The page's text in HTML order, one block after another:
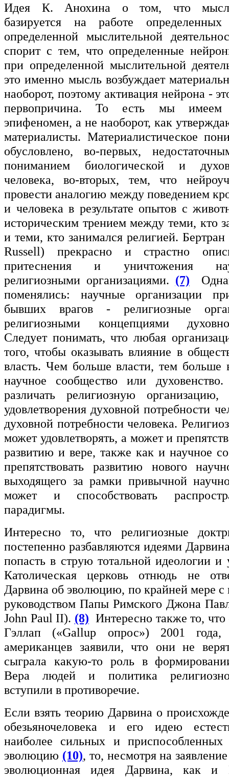
Идея К. Анохина о том, что мысль
базируется на работе
определенной мыслительной
спорит с тем, что определенные
при определенной мыслительной
это именно мысль возбуждает
наоборот, поэтому активация нейрона -
первопричина. То есть мы имеем
эпифеномен, а не наоборот, как
материалисты. Материалистическое
обусловлено, во-первых,
пониманием биологической и
человека, во-вторых, тем, что
провести аналогию между поведением
и человека в результате опытов с
историческим трением между теми, кто
и теми, кто занимался религией.
Russell) прекрасно и страстно
притеснения и уничтожения
религиозными организациями. (7)
поменялись: научные организации
бывших врагов - религиозные
религиозными концепциями
Следует понимать, что любая
того, чтобы оказывать влияние в
власть. Чем больше власти, тем больше
научное сообщество или
различать религиозную
удовлетворения духовной потребности
духовной потребности человека.
может удовлетворять, а может и
развитию и вере, также как и научное
препятствовать развитию нового
выходящего за рамки привычной
может и способствовать
парадигмы.
Интересно то, что религиозные
постепенно разбавляются идеями
попасть в струю тотальной идеологии и
Католическая церковь отнюдь не
Дарвина об эволюцию, по крайней мере с
руководством Папы Римского Джона
John Paul II). (8) Интересно также то, что
Гэллап («Gallup опрос») 2001 года,
американцев заявили, что они не
сыграла какую-то роль в
Вера людей и политика
вступили в противоречие.
Если взять теорию Дарвина о
обезьяночеловека и его идею
наиболее сильных и
эволюцию (10), то, несмотря на
эволюционная идея Дарвина, как и